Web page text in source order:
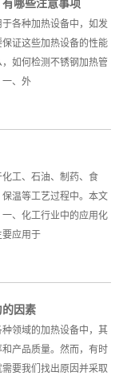
哪些注意事项
各种加热设备中，如发
证这些加热设备的性能
如何检测不锈钢加热管
一、外
工、石油、制药、食
温等工艺过程中。本文
、化工行业中的应用化
要应用于
因素
领域的加热设备中，其
产品质量。然而，有时
要我们找出原因并采取